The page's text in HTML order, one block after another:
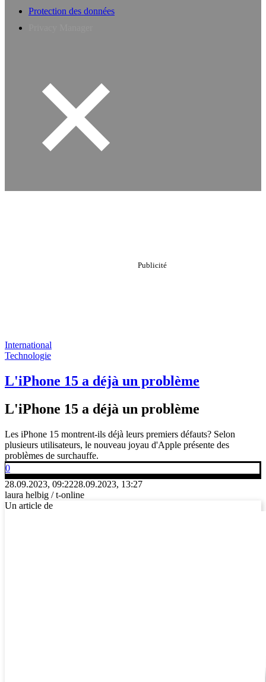
Protection des données
International
Technologie
L'iPhone 15 a déjà un problème
L'iPhone 15 a déjà un problème
Les iPhone 15 montrent-ils déjà leurs premiers défauts? Selon
plusieurs utilisateurs, le nouveau joyau d'Apple présente des
problèmes de surchauffe.
0
28.09.2023, 09:2228.09.2023, 13:27
laura helbig / t-online
Un article de